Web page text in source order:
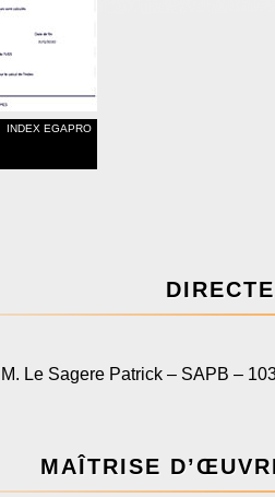
INDEX EGAPRO
M. Le Sagere Patrick – SAPB –
MAÎTRISE